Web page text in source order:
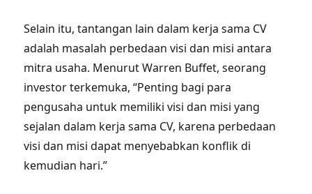
Selain itu, tantangan lain dalam kerja sama CV
adalah masalah perbedaan visi dan misi antara
mitra usaha. Menurut Warren Buffet, seorang
investor terkemuka, “Penting bagi para
pengusaha untuk memiliki visi dan misi yang
sejalan dalam kerja sama CV, karena perbedaan
visi dan misi dapat menyebabkan konflik di
kemudian hari.”